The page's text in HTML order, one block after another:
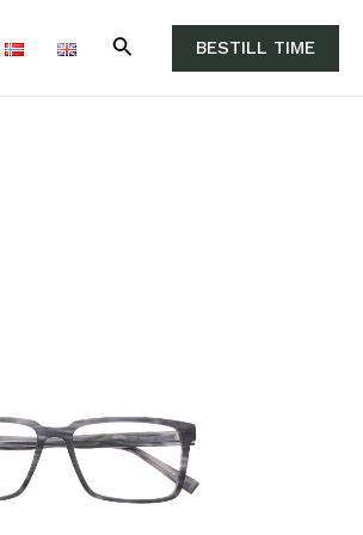
BESTILL TIME